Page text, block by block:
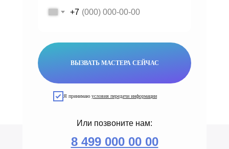
+7
ВЫЗВАТЬ МАСТЕРА СЕЙЧАС
Или позвоните нам:
8 499 000 00 00
Я принимаю условия передачи информации